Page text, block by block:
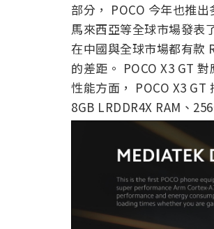
部分， POCO 今年也推
馬來西亞等全球市場發表
在中國與全球市場都有款
的差距。 POCO X3 GT
性能方面， POCO X3 GT
8GB LRDDR4X RAM、